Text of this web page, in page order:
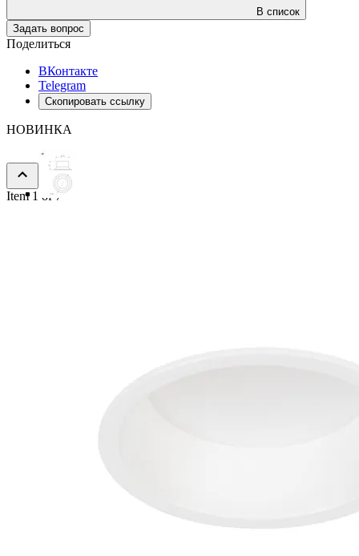
В список
Задать вопрос
Поделиться
ВКонтакте
Telegram
Скопировать ссылку
НОВИНКА
Item 1 of 7